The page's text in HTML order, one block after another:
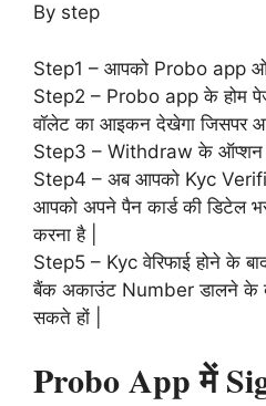
By step
Step1 – आपको Probo app
Step2 – Probo app के होम
वॉलेट का आइकन देखेगा जिसपर
Step3 – Withdraw के ऑप्शन
Step4 – अब आपको Kyc
आपको अपने पैन कार्ड की डिटेल
करना है |
Step5 – Kyc वेरिफाई होने के
बैंक अकाउंट Number डालने के
सकते हों |
Probo App में